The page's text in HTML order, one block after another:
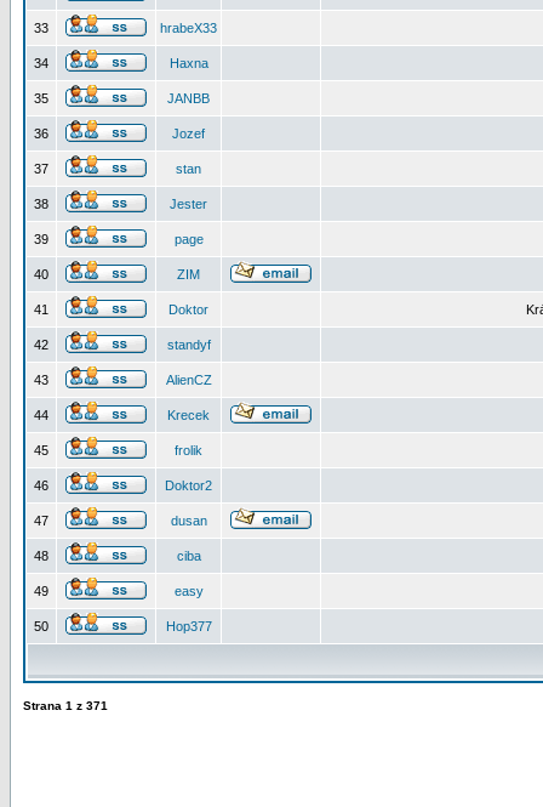
33 hrabeX33
34 Haxna
35 JANBB
36 Jozef
37 stan
38 Jester
39 page
40 ZIM
41 Doktor
42 standyf
43 AlienCZ
44 Krecek
45 frolik
46 Doktor2
47 dusan
48 ciba
49 easy
50 Hop377
Strana 1 z 371